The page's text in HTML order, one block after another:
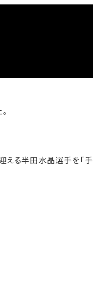
える半田水晶選手を「